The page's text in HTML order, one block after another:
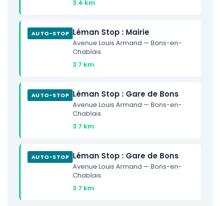
3.4 km
AUTO-STOP Léman Stop : Mairi e
Avenue Louis Armand — Bons-en-
Chablais
3.7 km
AUTO-STOP Léman Stop : Gare de Bons
Avenue Louis Armand — Bons-en-
Chablais
3.7 km
AUTO-STOP Léman Stop : Gare de Bons
Avenue Louis Armand — Bons-en-
Chablais
3.7 km